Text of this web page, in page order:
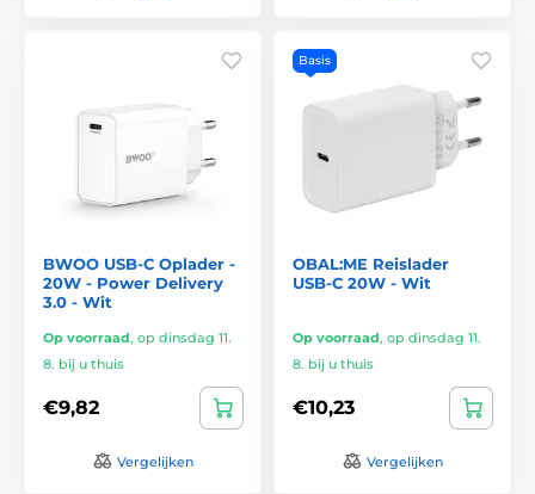
BWOO USB-C Oplader -
20W - Power Delivery
3.0 - Wit
Op voorraad, op dinsdag 11.
8. bij u thuis
€9,82
Vergelijken
Basis
OBAL:ME Reislader
USB-C 20W - Wit
Op voorraad, op dinsdag 11.
8. bij u thuis
€10,23
Vergelijken